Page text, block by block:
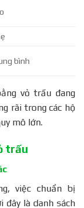
bình
vỏ trấu đang
rãi trong các hộ
mô lớn.
trấu
việc chuẩn bị
đây là danh sách